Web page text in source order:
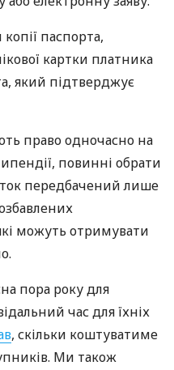
паспорта,
картки платника
який підтверджує
право одночасно на
повинні обрати
передбачений лише
можуть отримувати
пора року для
час для їхніх
, скільки коштуватиме
Ми також